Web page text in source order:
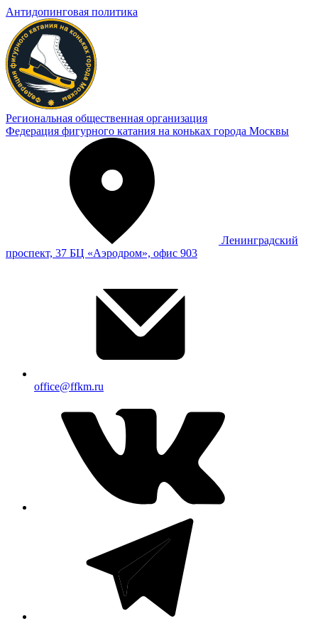
Антидопинговая политика
Региональная общественная организация
Федерация фигурного катания на коньках города Москвы
Ленинградский
проспект, 37 БЦ «Аэродром», офис 903
office@ffkm.ru